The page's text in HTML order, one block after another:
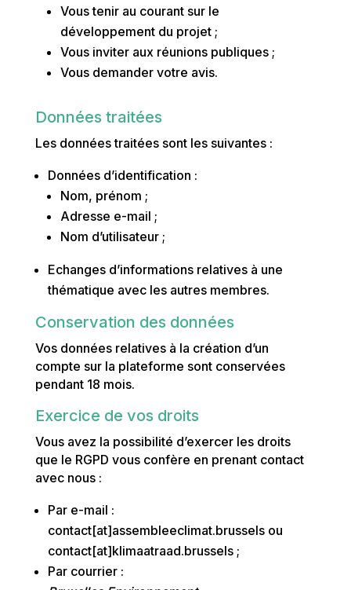
Vous tenir au courant sur le
développement du projet ;
Vous inviter aux réunions publiques ;
Vous demander votre avis.
Données traitées
Les données traitées sont les suivantes :
Données d’identification :
Nom, prénom ;
Adresse e-mail ;
Nom d’utilisateur ;
Echanges d’informations relatives à une
thématique avec les autres membres.
Conservation des données
Vos données relatives à la création d’un
compte sur la plateforme sont conservées
pendant 18 mois.
Exercice de vos droits
Vous avez la possibilité d’exercer les droits
que le RGPD vous confère en prenant contact
avec nous :
Par e-mail :
contact[at]assembleeclimat.brussels ou
contact[at]klimaatraad.brussels ;
Par courrier :